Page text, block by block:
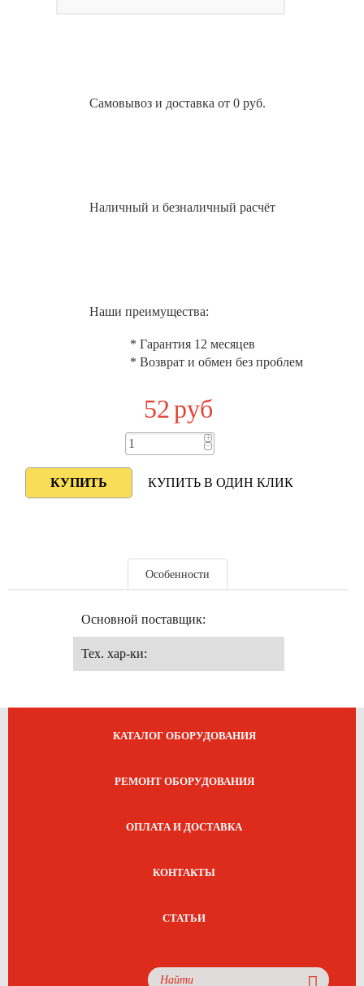
Самовывоз и доставка от 0 руб.
Наличный и безналичный расчёт
Наши преимущества:
* Гарантия 12 месяцев
* Возврат и обмен без проблем
52руб
+
−
КУПИТЬ В ОДИН КЛИК
Особенности
Основной поставщик:
Тех. хар-ки:
КАТАЛОГ ОБОРУДОВАНИЯ
РЕМОНТ ОБОРУДОВАНИЯ
ОПЛАТА И ДОСТАВКА
КОНТАКТЫ
СТАТЬИ